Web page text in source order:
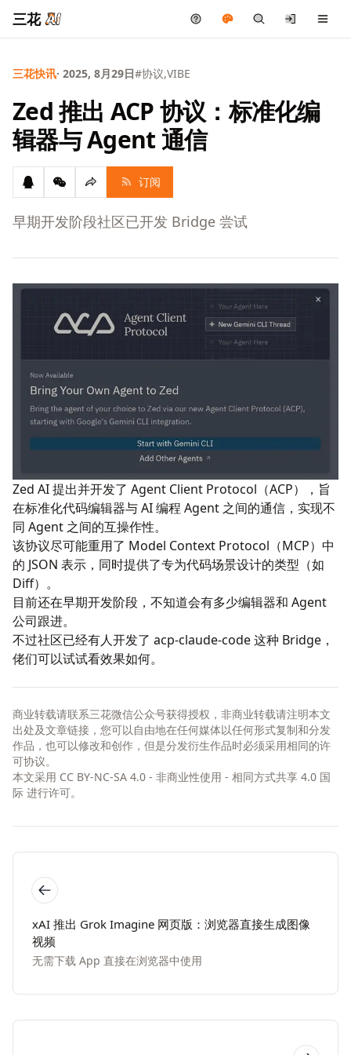
三花
三花快讯· 2025, 8月29日#协议,VIBE
Zed 推出 ACP 协议：标准化编
辑器与 Agent 通信
订阅
早期开发阶段社区已开发 Bridge 尝试
Zed AI 提出并开发了 Agent Client Protocol（ACP）
，旨
在标准化代码编辑器与 AI 编程 Agent 之间的通信，实现不
同 Agent 之间的互操作性。
该协议尽可能重用了 Model Context Protocol（MCP）中
的 JSON 表示，同时提供了专为代码场景设计的类型（如
Diff）。
目前还在早期开发阶段，不知道会有多少编辑器和 Agent
公司跟进。
不过社区已经有人开发了 acp-claude-code这种 Bridge，
佬们可以试试看效果如何。
商业转载请联系三花微信公众号获得授权，非商业转载请注明本文
出处及文章链接，您可以自由地在任何媒体以任何形式复制和分发
作品，也可以修改和创作，但是分发衍生作品时必须采用相同的许
可协议。
本文采用 CC BY-NC-SA 4.0 - 非商业性使用 - 相同方式共享 4.0 国
际 进行许可。
xAI 推出 Grok Imagine 网页版：浏览器直接生成图像
视频
无需下载 App 直接在浏览器中使用